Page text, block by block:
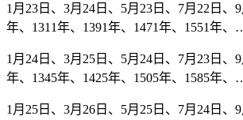
1月23日、3月24日、5月23日、7月22日、
年、1311年、1391年、1471年、1551年
1月24日、3月25日、5月24日、7月23日、
年、1345年、1425年、1505年、1585年
1月25日、3月26日、5月25日、7月24日、